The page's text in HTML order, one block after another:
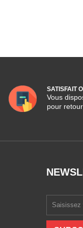
SATISFAIT
Vous
pour